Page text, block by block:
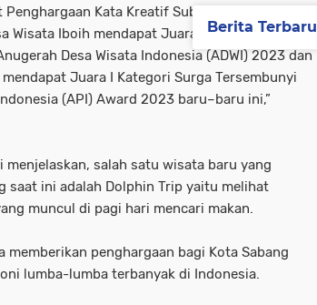
Kata Kreatif Subsektor Kriya
Wisata Iboih mendapat Juara I Kelembagaan
Desa Wisata Indonesia (ADWI) 2023 dan
Juara I Kategori Surga Tersembunyi
(API) Award 2023 baru–baru ini,”
menjelaskan, salah satu wisata baru yang
saat ini adalah Dolphin Trip yaitu melihat
muncul di pagi hari mencari makan.
memberikan penghargaan bagi Kota Sabang
lumba-lumba terbanyak di Indonesia.
Berita Terbaru